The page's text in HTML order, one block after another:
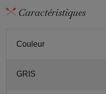
Caractéristiques
Couleur
GRIS